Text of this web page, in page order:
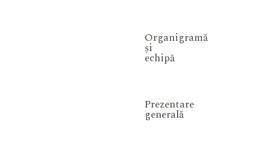
Organigramă
și
echipă
Prezentare
generală